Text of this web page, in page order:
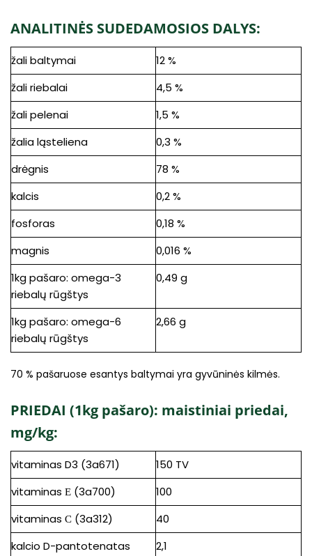
ANALITINĖS SUDEDAMOSIOS DALYS:
žali baltymai
12 %
žali riebalai
4,5 %
žali pelenai
1,5 %
žalia ląsteliena
0,3 %
drėgnis
78 %
kalcis
0,2 %
fosforas
0,18 %
magnis
0,016 %
1kg pašaro: omega-3
riebalų rūgštys
0,49 g
1kg pašaro: omega-6
riebalų rūgštys
2,66 g
70 % pašaruose esantys baltymai yra gyvūninės kilmės.
PRIEDAI (1kg pašaro): maistiniai priedai,
mg/kg:
vitaminas D3 (3a671)
150 TV
vitaminas Е (3a700)
100
vitaminas С (3a312)
40
kalcio D-pantotenatas
2,1